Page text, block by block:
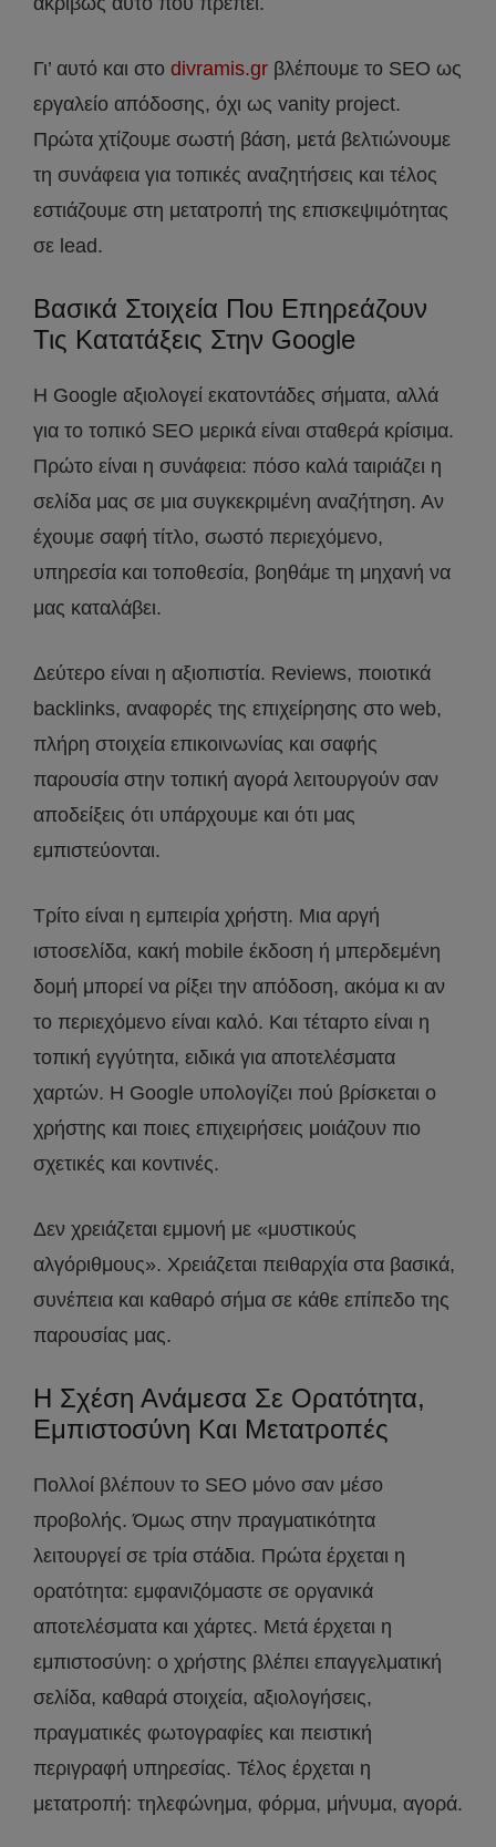
Γι’ αυτό και στο divramis.gr βλέπουμε το SEO ως
εργαλείο απόδοσης, όχι ως vanity project.
Πρώτα χτίζουμε σωστή βάση, μετά βελτιώνουμε
τη συνάφεια για τοπικές αναζητήσεις και τέλος
εστιάζουμε στη μετατροπή της επισκεψιμότητας
σε lead.
Βασικά Στοιχεία Που Επηρεάζουν
Τις Κατατάξεις Στην Google
Η Google αξιολογεί εκατοντάδες σήματα, αλλά
για το τοπικό SEO μερικά είναι σταθερά κρίσιμα.
Πρώτο είναι η συνάφεια: πόσο καλά ταιριάζει η
σελίδα μας σε μια συγκεκριμένη αναζήτηση. Αν
έχουμε σαφή τίτλο, σωστό περιεχόμενο,
υπηρεσία και τοποθεσία, βοηθάμε τη μηχανή να
μας καταλάβει.
Δεύτερο είναι η αξιοπιστία. Reviews, ποιοτικά
backlinks, αναφορές της επιχείρησης στο web,
πλήρη στοιχεία επικοινωνίας και σαφής
παρουσία στην τοπική αγορά λειτουργούν σαν
αποδείξεις ότι υπάρχουμε και ότι μας
εμπιστεύονται.
Τρίτο είναι η εμπειρία χρήστη. Μια αργή
ιστοσελίδα, κακή mobile έκδοση ή μπερδεμένη
δομή μπορεί να ρίξει την απόδοση, ακόμα κι αν
το περιεχόμενο είναι καλό. Και τέταρτο είναι η
τοπική εγγύτητα, ειδικά για αποτελέσματα
χαρτών. Η Google υπολογίζει πού βρίσκεται ο
χρήστης και ποιες επιχειρήσεις μοιάζουν πιο
σχετικές και κοντινές.
Δεν χρειάζεται εμμονή με «μυστικούς
αλγόριθμους». Χρειάζεται πειθαρχία στα βασικά,
συνέπεια και καθαρό σήμα σε κάθε επίπεδο της
παρουσίας μας.
Η Σχέση Ανάμεσα Σε Ορατότητα,
Εμπιστοσύνη Και Μετατροπές
Πολλοί βλέπουν το SEO μόνο σαν μέσο
προβολής. Όμως στην πραγματικότητα
λειτουργεί σε τρία στάδια. Πρώτα έρχεται η
ορατότητα: εμφανιζόμαστε σε οργανικά
αποτελέσματα και χάρτες. Μετά έρχεται η
εμπιστοσύνη: ο χρήστης βλέπει επαγγελματική
σελίδα, καθαρά στοιχεία, αξιολογήσεις,
πραγματικές φωτογραφίες και πειστική
περιγραφή υπηρεσίας. Τέλος έρχεται η
μετατροπή: τηλεφώνημα, φόρμα, μήνυμα, αγορά.